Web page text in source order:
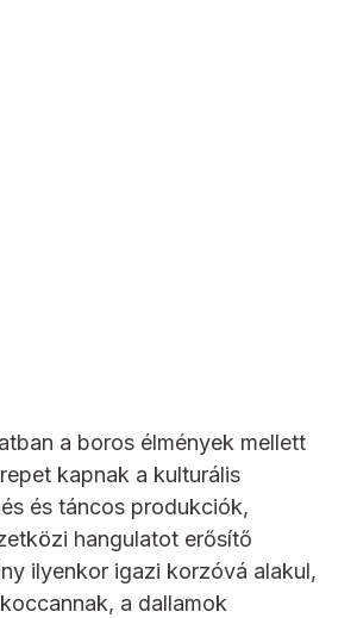
a boros élmények mellett
kapnak a kulturális
és táncos produkciók,
hangulatot erősítő
ilyenkor igazi korzóvá alakul,
a dallamok